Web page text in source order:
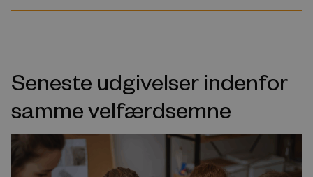
Seneste udgivelser indenfor
samme velfærdsemne